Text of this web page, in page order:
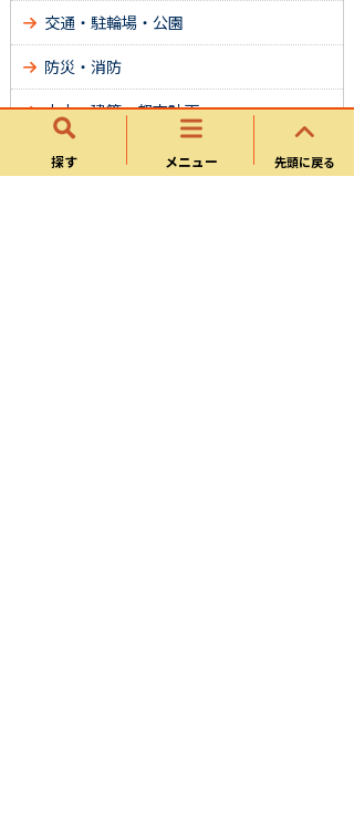
探す メニュー 先頭に戻る
交通・駐輪場・公園
防災・消防
土木・建築・都市計画
水道・下水道